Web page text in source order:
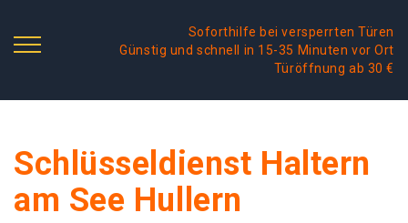
Soforthilfe bei versperrten Türen
Günstig und schnell in 15-35 Minuten vor Ort
Türöffnung ab 30 €
Schlüsseldienst Haltern
am See Hullern